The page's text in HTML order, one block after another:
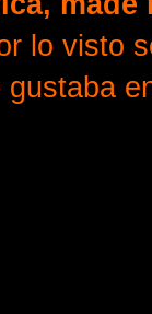
lo visto
gustaba